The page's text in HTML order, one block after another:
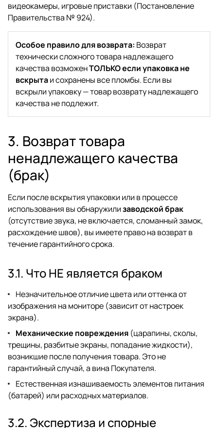
видеокамеры, игровые приставки (Постановление
Правительства № 924).
Особое правило для возврата: Возврат
технически сложного товара надлежащего
качества возможенТОЛЬКО если упаковка не
вскрытаи сохранены все пломбы. Если вы
вскрыли упаковку — товар возврату надлежащего
качества не подлежит.
3. Возврат товара
ненадлежащего качества
(брак)
Если после вскрытия упаковки или в процессе
использования вы обнаружилизаводской брак
(отсутствие звука, не включается, сломанный замок,
расхождение швов), вы имеете право на возврат в
течение гарантийного срока.
3.1. Что НЕ является браком
Незначительное отличие цвета или оттенка от
изображения на мониторе (зависит от настроек
экрана).
Механические повреждения (царапины, сколы,
трещины, разбитые экраны, попадание жидкости),
возникшие после получения товара.Это не
гарантийный случай, а вина Покупателя.
Естественная изнашиваемость элементов питания
(батарей) или расходных материалов.
3.2. Экспертиза и спорные